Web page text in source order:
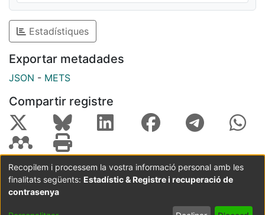
Estadístiques
Exportar metadades
JSON - METS
Compartir registre
Coordinació:CRAI UB Avís legal
Metadades
subjectes a:
Configuració
Recopilem i processem la vostra informació personal amb les
finalitats següents: Estadístic & Registre i recuperació de
contrasenya